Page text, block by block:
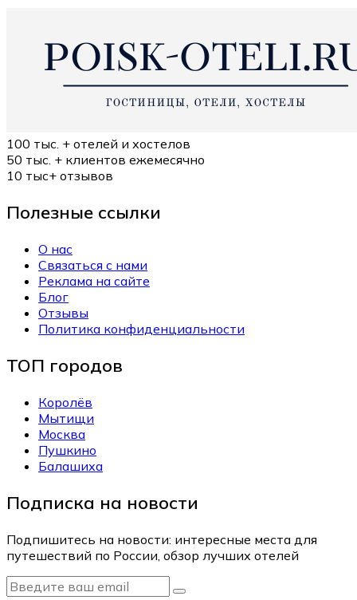
100 тыс. + отелей и хостелов
50 тыс. + клиентов ежемесячно
10 тыс+ отзывов
Полезные ссылки
О нас
Связаться с нами
Реклама на сайте
Блог
Отзывы
Политика конфиденциальности
ТОП городов
Королёв
Мытищи
Москва
Пушкино
Балашиха
Подписка на новости
Подпишитесь на новости: интересные места для
путешествий по России, обзор лучших отелей